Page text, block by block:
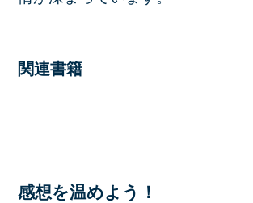
関連書籍
感想を温めよう！